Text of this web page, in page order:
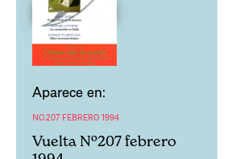
Aparece en:
NO.207 FEBRERO 1994
Vuelta Nº207 febrero